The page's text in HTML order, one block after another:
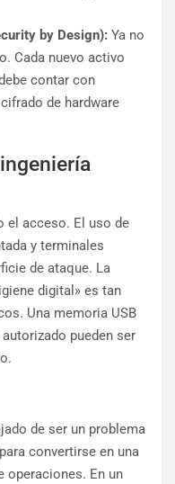
by Design): Ya no
Cada nuevo activo
contar con
de hardware
el acceso. El uso de
y terminales
de ataque. La
digital» es tan
Una memoria USB
pueden ser
de ser un problema
convertirse en una
operaciones. En un